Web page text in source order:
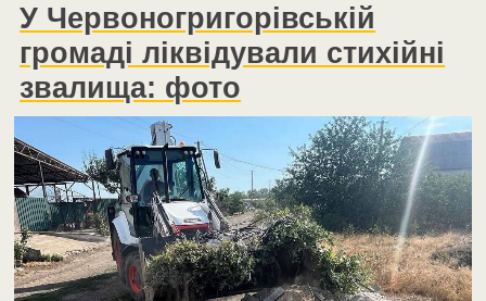
У Червоногригорівській
громаді ліквідували стихійні
звалища: фото